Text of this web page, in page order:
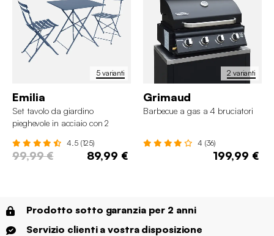
5 varianti
Emilia
Set tavolo da giardino
pieghevole in acciaio con 2
4.5 (125)
99,99 € 89,99 €
2 varianti
Grimaud
Barbecue a gas a 4 bruciatori
4 (36)
199,99 €
Prodotto sotto garanzia per 2 anni
Servizio clienti a vostra disposizione